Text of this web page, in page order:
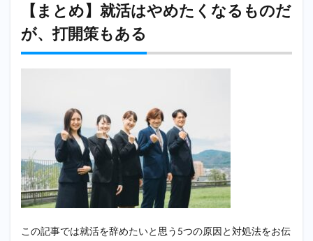
【まとめ】就活はやめたくなるものだ
が、打開策もある
この記事では就活を辞めたいと思う5つの原因と対処法をお伝